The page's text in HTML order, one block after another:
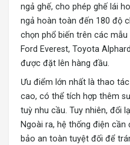
ngả ghế, cho phép ghế lái
ngả hoàn toàn đến 180 độ
chọn phổ biến trên các
Ford Everest, Toyota
được đặt lên hàng đầu.
Ưu điểm lớn nhất là thao
cao, có thể tích hợp thêm
tuỳ nhu cầu. Tuy nhiên, đổi
Ngoài ra, hệ thống điện
bảo an toàn tuyệt đối để